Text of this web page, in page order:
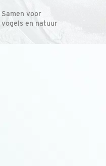
Samen voor
vogels en natuur